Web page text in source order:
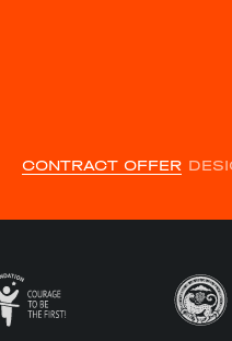
CONTRACT OFFER